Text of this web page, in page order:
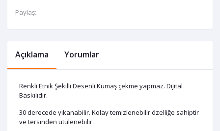
Paylaş:
Açıklama Yorumlar
Renkli Etnik Şekilli Desenli Kumaş çekme yapmaz. Dijital
Baskılıdır.
30 derecede yıkanabilir. Kolay temizlenebilir özelliğe sahiptir
ve tersinden ütülenebilir.